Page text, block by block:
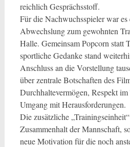
reichlich Gesprächsstoff.
Für die Nachwuchsspieler war
Abwechslung zum gewohnten
Halle. Gemeinsam Popcorn statt
sportliche Gedanke stand
Anschluss an die Vorstellung
über zentrale Botschaften des
Durchhaltevermögen, Respekt
Umgang mit Herausforderungen.
Die zusätzliche
Zusammenhalt der Mannschaft,
neue Motivation für die noch